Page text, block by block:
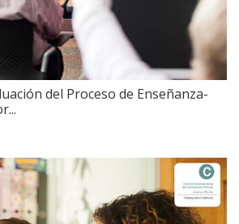
del Proceso de Enseñanza-